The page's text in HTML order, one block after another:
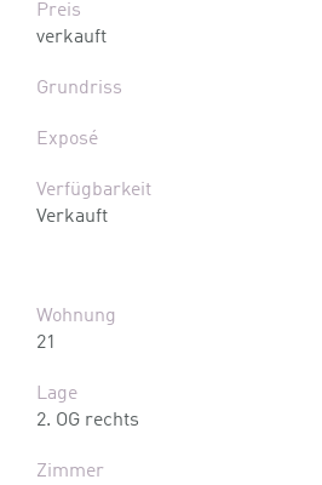
Preis
verkauft
Grundriss
Exposé
Verfügbarkeit
Verkauft
Wohnung
21
Lage
2. OG rechts
Zimmer